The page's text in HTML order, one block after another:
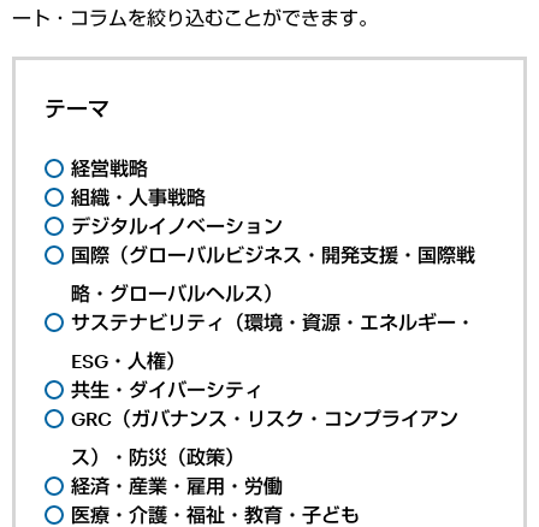
ート・コラムを絞り込むことができます。
テーマ
経営戦略
組織・人事戦略
デジタルイノベーション
国際（グローバルビジネス・開発支援・国際戦
略・グローバルヘルス）
サステナビリティ（環境・資源・エネルギー・
ESG・人権）
共生・ダイバーシティ
GRC（ガバナンス・リスク・コンプライアン
ス）・防災（政策）
経済・産業・雇用・労働
医療・介護・福祉・教育・子ども